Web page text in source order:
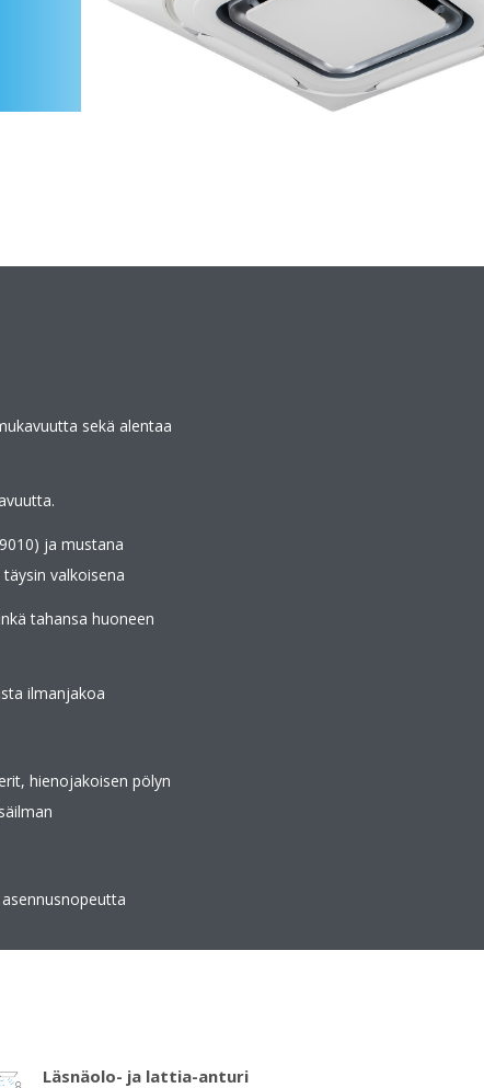
sekä alentaa
ja mustana
valkoisena
tahansa huoneen
ilmanjakoa
hienojakoisen pölyn
Läsnäolo- ja lattia-anturi